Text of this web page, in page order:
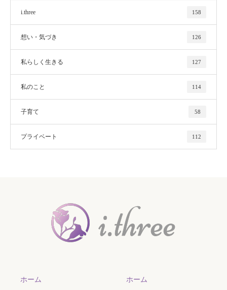
i.three 158
想い・気づき 126
私らしく生きる 127
私のこと 114
子育て 58
プライベート 112
ホーム ホーム